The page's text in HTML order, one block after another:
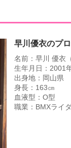
早川優衣のプ
名前：早川 優衣
生年月日：2001
出身地：岡山県
身長：163㎝
血液型：O型
職業：BMXライ